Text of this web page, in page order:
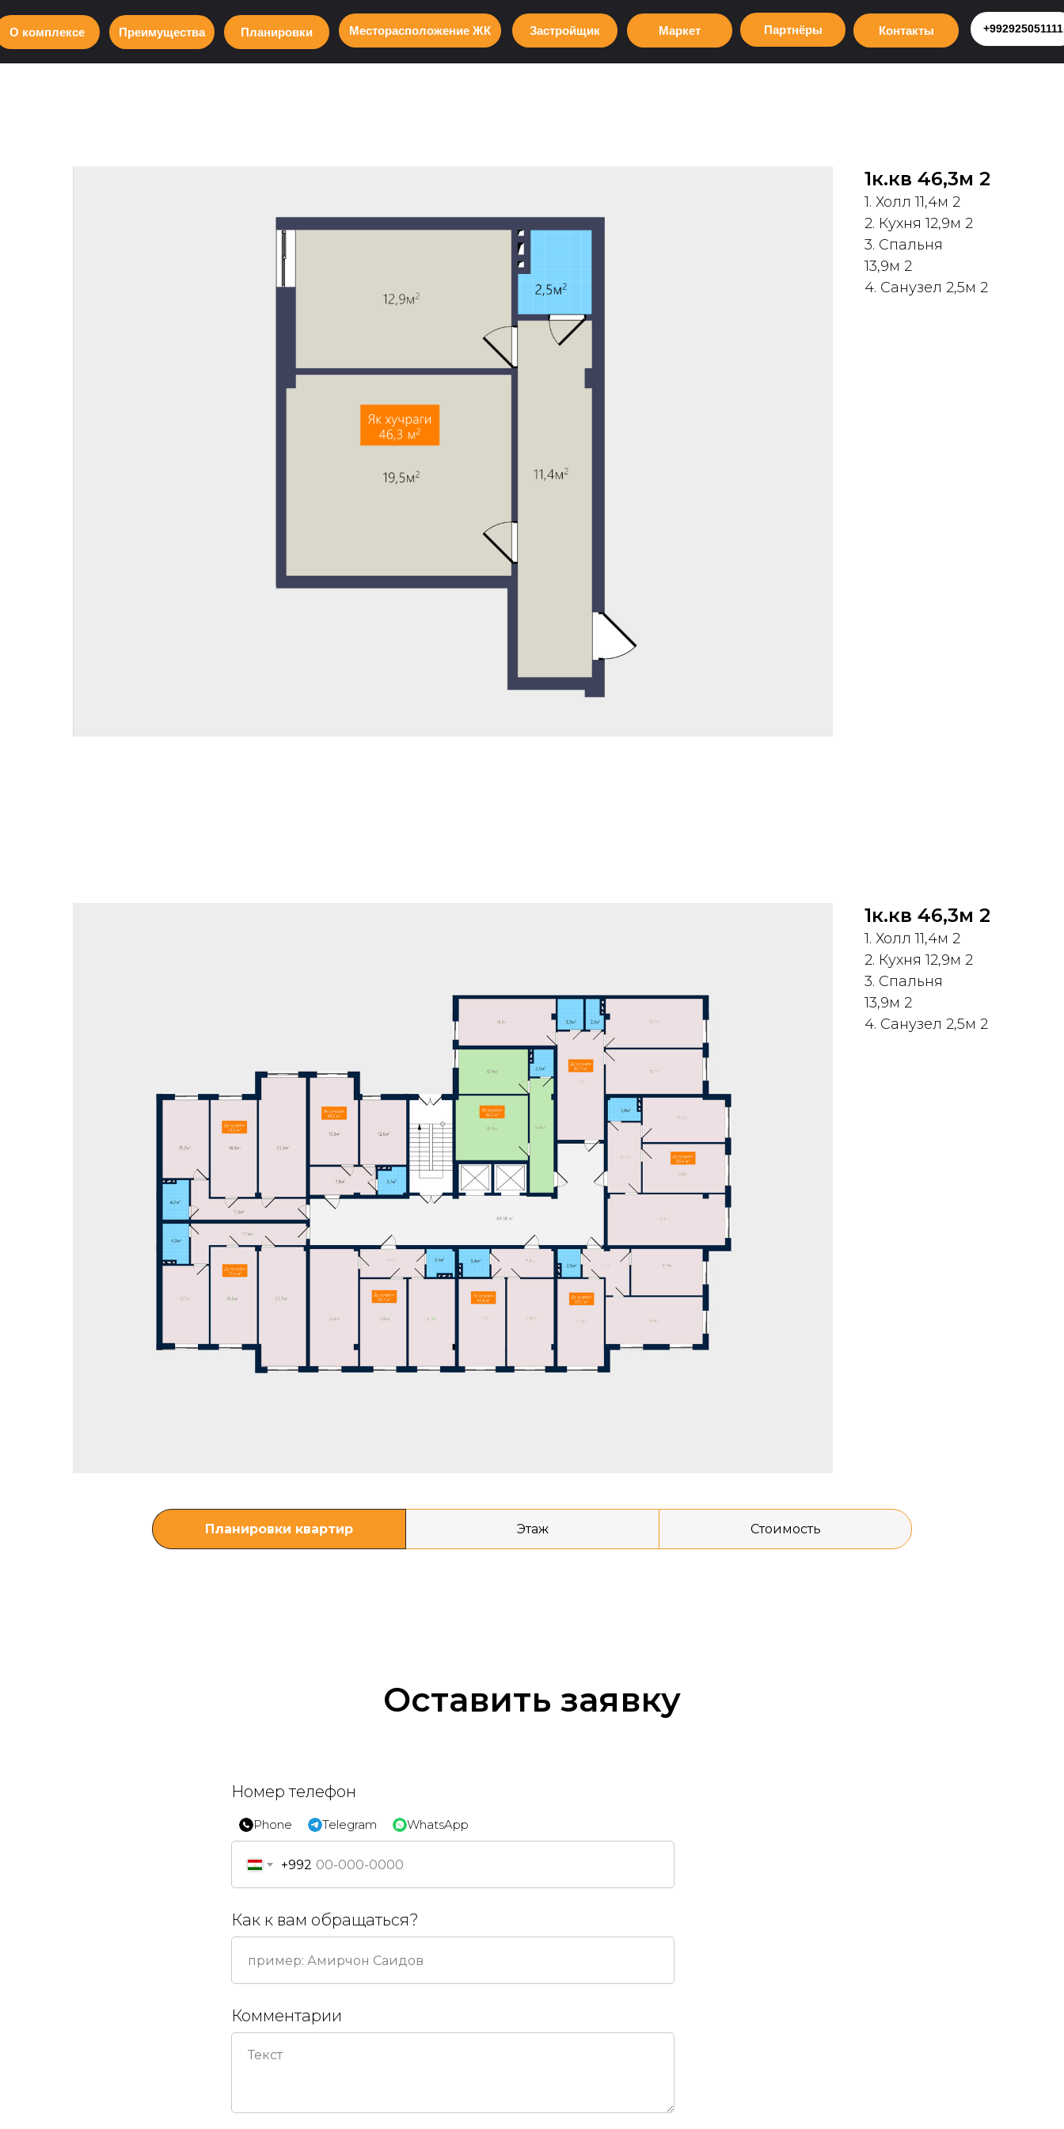
О комплексе Преимущества Планировки Месторасположение ЖК Застройщик Маркет Контакты +992925051111
Партнёры
1к.кв 46,3м 2
1. Холл 11,4м 2
2. Кухня 12,9м 2
3. Спальня
13,9м 2
4. Санузел 2,5м 2
1к.кв 46,3м 2
1. Холл 11,4м 2
2. Кухня 12,9м 2
3. Спальня
13,9м 2
4. Санузел 2,5м 2
Планировки квартир Этаж Стоимость
Оставить заявку
Номер телефон
Phone Telegram WhatsApp
+992
Как к вам обращаться?
Комментарии